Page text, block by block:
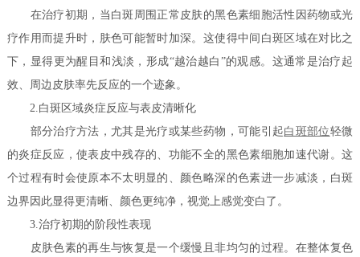
在治疗初期，当白斑周围正常皮肤的黑色素细胞活性因药物或光
疗作用而提升时，肤色可能暂时加深。这使得中间白斑区域在对比之
下，显得更为醒目和浅淡，形成“越治越白”的观感。这通常是治疗起
效、周边皮肤率先反应的一个迹象。
2.白斑区域炎症反应与表皮清晰化
部分治疗方法，尤其是光疗或某些药物，可能引起白斑部位轻微
的炎症反应，使表皮中残存的、功能不全的黑色素细胞加速代谢。这
个过程有时会使原本不太明显的、颜色略深的色素进一步减淡，白斑
边界因此显得更清晰、颜色更纯净，视觉上感觉变白了。
3.治疗初期的阶段性表现
皮肤色素的再生与恢复是一个缓慢且非均匀的过程。在整体复色